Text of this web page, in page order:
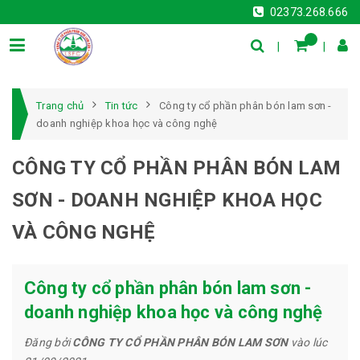
02373.268.666
Trang chủ Tin tức
Công ty cổ phần phân bón lam sơn -
doanh nghiệp khoa học và công nghệ
CÔNG TY CỔ PHẦN PHÂN BÓN LAM
SƠN - DOANH NGHIỆP KHOA HỌC
VÀ CÔNG NGHỆ
Công ty cổ phần phân bón lam sơn -
doanh nghiệp khoa học và công nghệ
Đăng bởiCÔNG TY CỔ PHẦN PHÂN BÓN LAM SƠNvào lúc